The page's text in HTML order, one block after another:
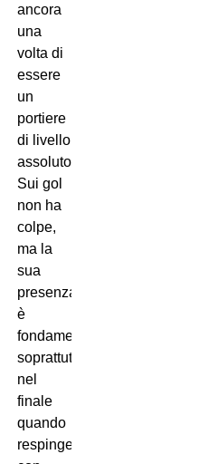
ancora
una
volta di
essere
un
portiere
di livello
assoluto.
Sui gol
non ha
colpe,
ma la
sua
presenza
è
fondamentale,
soprattutto
nel
finale
quando
respinge